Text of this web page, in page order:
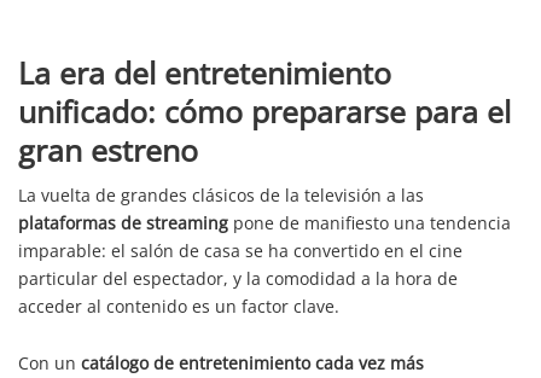
La era del entretenimiento
unificado: cómo prepararse para el
gran estreno
La vuelta de grandes clásicos de la televisión a las
plataformas de streaming pone de manifiesto una tendencia
imparable: el salón de casa se ha convertido en el cine
particular del espectador, y la comodidad a la hora de
acceder al contenido es un factor clave.
Con un catálogo de entretenimiento cada vez más